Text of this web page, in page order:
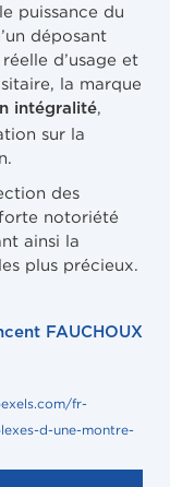
puissance du
déposant
d’usage et
la marque
intégralité
sur la
des
notoriété
ainsi la
plus précieux.
FAUCHOUX
fr-
d-une-montre-